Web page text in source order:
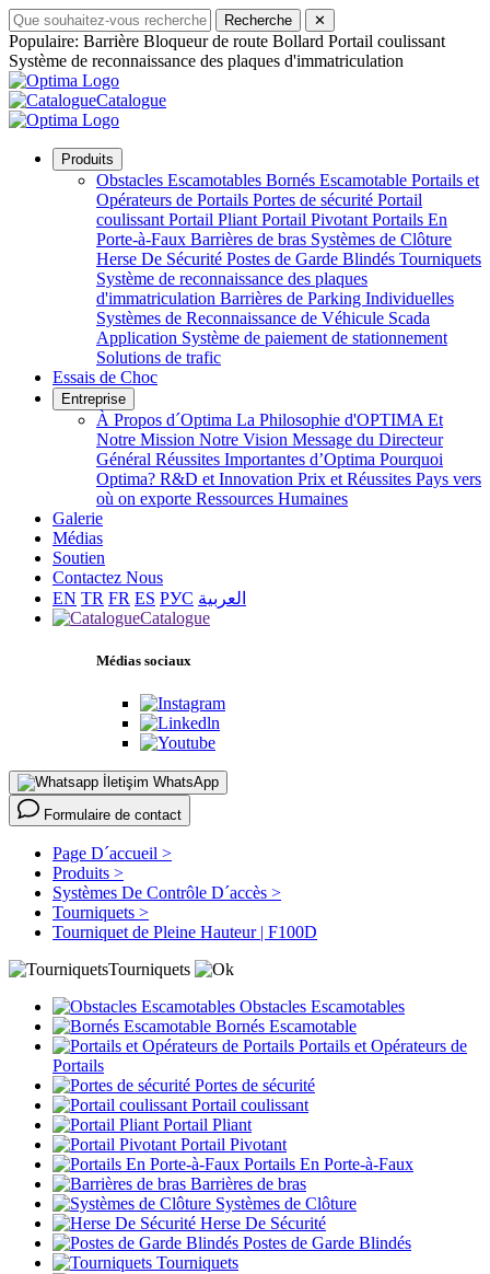
Recherche ✕
Populaire: Barrière Bloqueur de route Bollard Portail coulissant
Système de reconnaissance des plaques d'immatriculation
Catalogue
Produits
Obstacles Escamotables Bornés Escamotable Portails et
Opérateurs de Portails Portes de sécurité Portail
coulissant Portail Pliant Portail Pivotant Portails En
Porte-à-Faux Barrières de bras Systèmes de Clôture
Herse De Sécurité Postes de Garde Blindés Tourniquets
Système de reconnaissance des plaques
d'immatriculation Barrières de Parking Individuelles
Systèmes de Reconnaissance de Véhicule Scada
Application Système de paiement de stationnement
Solutions de trafic
Essais de Choc
Entreprise
À Propos d´Optima La Philosophie d'OPTIMA Et
Notre Mission Notre Vision Message du Directeur
Général Réussites Importantes d’Optima Pourquoi
Optima? R&D et Innovation Prix et Réussites Pays vers
où on exporte Ressources Humaines
Galerie
Médias
Soutien
Contactez Nous
EN TR FR ES РУС العربية
Catalogue
Médias sociaux
WhatsApp
Formulaire de contact
Page D´accueil >
Produits >
Systèmes De Contrôle D´accès >
Tourniquets >
Tourniquet de Pleine Hauteur | F100D
Tourniquets
Obstacles Escamotables
Bornés Escamotable
Portails et Opérateurs de
Portails
Portes de sécurité
Portail coulissant
Portail Pliant
Portail Pivotant
Portails En Porte-à-Faux
Barrières de bras
Systèmes de Clôture
Herse De Sécurité
Postes de Garde Blindés
Tourniquets